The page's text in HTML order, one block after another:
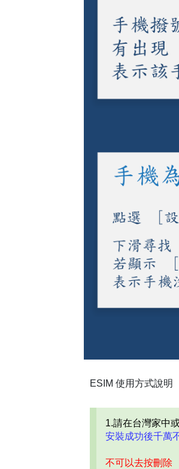
ESIM 使用方式說明
1.請在台灣家中
安裝成功後千萬
不可以去按刪除